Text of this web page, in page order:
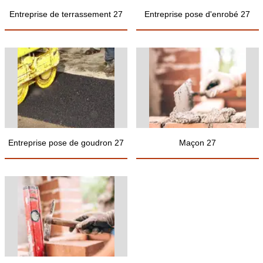
Entreprise de terrassement 27 Entreprise pose d'enrobé 27
Entreprise pose de goudron 27 Maçon 27